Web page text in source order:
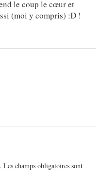
le coup le cœur et
(moi y compris) :D !
Les champs obligatoires sont